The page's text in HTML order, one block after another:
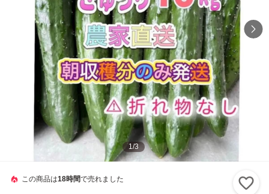
1/3
この商品は18時間で売れました